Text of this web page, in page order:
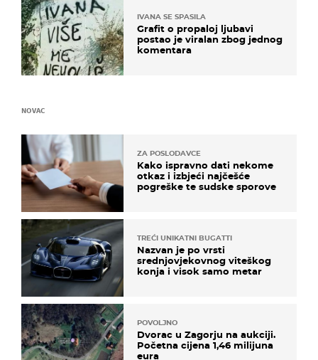
IVANA SE SPASILA
Grafit o propaloj ljubavi
postao je viralan zbog jednog
komentara
NOVAC
ZA POSLODAVCE
Kako ispravno dati nekome
otkaz i izbjeći najčešće
pogreške te sudske sporove
TREĆI UNIKATNI BUGATTI
Nazvan je po vrsti
srednjovjekovnog viteškog
konja i visok samo metar
POVOLJNO
Dvorac u Zagorju na aukciji.
Početna cijena 1,46 milijuna
eura